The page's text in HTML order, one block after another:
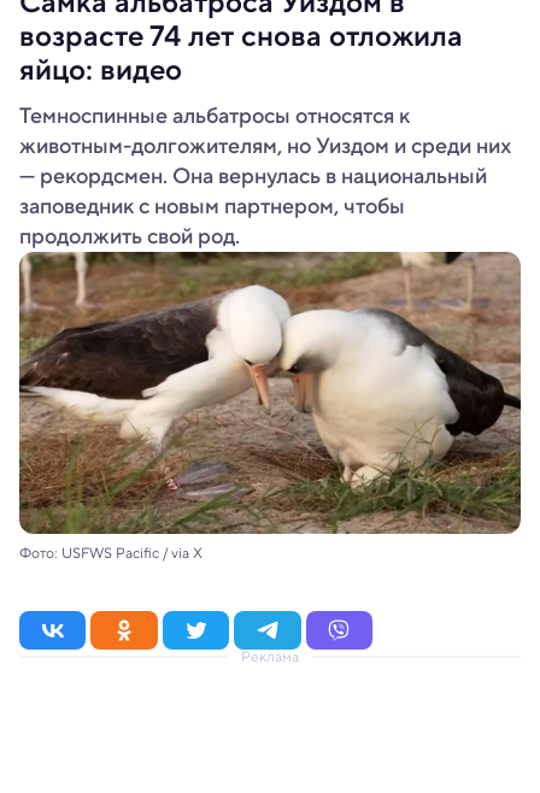
возрасте 74 лет снова отложила
яйцо: видео
Темноспинные альбатросы относятся к
животным-долгожителям, но Уиздом и среди них
— рекордсмен. Она вернулась в национальный
заповедник с новым партнером, чтобы
продолжить свой род.
Фото: USFWS Pacific / via X
Реклама